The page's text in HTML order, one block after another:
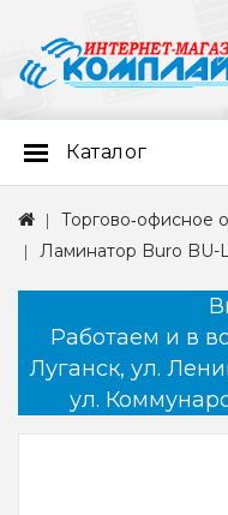
Каталог
Торгово‑офисное
Ламинатор Buro BU-
Работаем и в
Луганск, ул.
ул.